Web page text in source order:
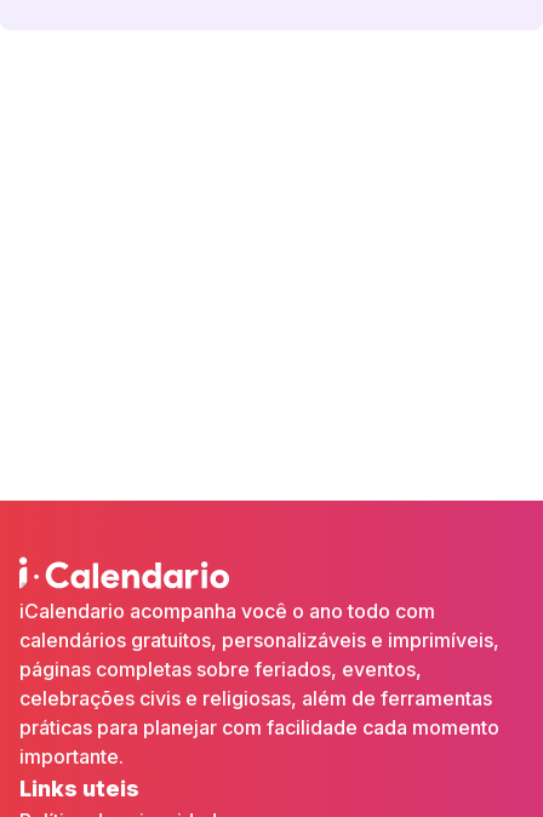
iCalendario acompanha você o ano todo com
calendários gratuitos, personalizáveis e imprimíveis,
páginas completas sobre feriados, eventos,
celebrações civis e religiosas, além de ferramentas
práticas para planejar com facilidade cada momento
importante.
Links uteis